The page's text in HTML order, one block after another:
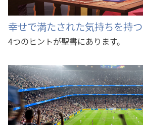
幸せで満たされた気持ちを持
4つのヒントが聖書にあります。